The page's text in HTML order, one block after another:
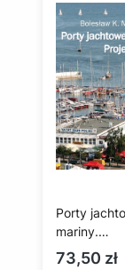
Porty
mariny.
Cena
73,50 zł